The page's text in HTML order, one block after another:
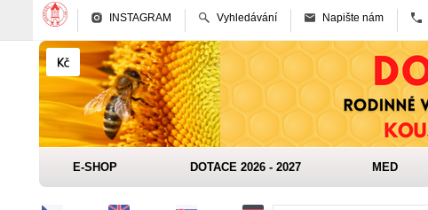
INSTAGRAM Vyhledávání Napište nám
E-SHOP DOTACE 2026 - 2027 MED